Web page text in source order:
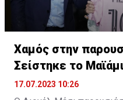
Χαμός στην
Σείστηκε το
σταρ
17.07.2023 10:26